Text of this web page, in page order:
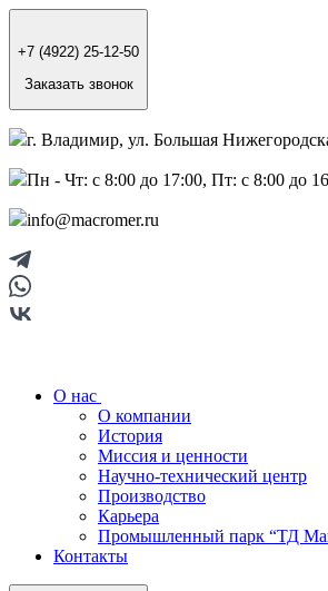
+7 (4922) 25-12-50
Заказать звонок
г. Владимир, ул. Большая
Пн - Чт: с 8:00 до 17:00, Пт: с 8:00 до
info@macromer.ru
О нас
О компании
История
Миссия и ценности
Научно-технический центр
Производство
Карьера
Промышленный парк “ТД
Контакты